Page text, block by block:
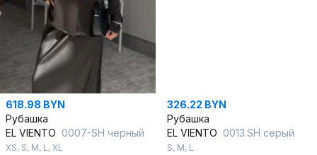
618.98 BYN
Рубашка
EL VIENTO 0007-SH черный
XS, S, M, L, XL
326.22 BYN
Рубашка
EL VIENTO 0013.SH серый
S, M, L